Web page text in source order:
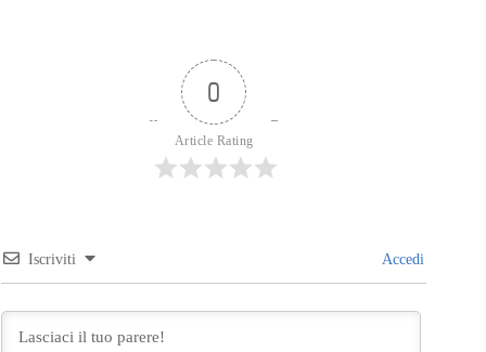
0
Article Rating
Iscriviti Accedi